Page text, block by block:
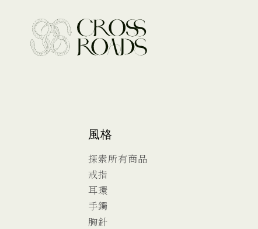
風格
探索所有商品
戒指
耳環
手鐲
胸針